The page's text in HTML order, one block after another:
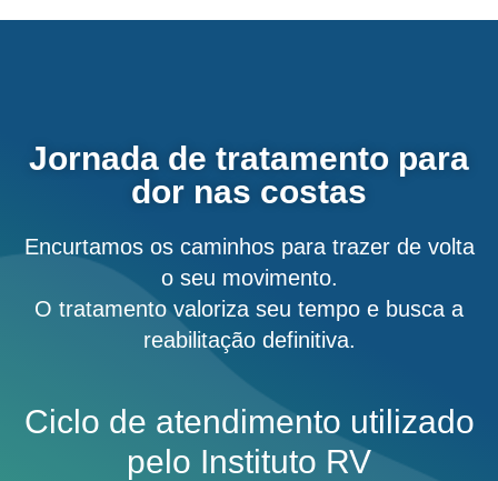
Jornada de tratamento para
dor nas costas
Encurtamos os caminhos para trazer de volta
o seu movimento.
O tratamento valoriza seu tempo e busca a
reabilitação definitiva.
Ciclo de atendimento utilizado
pelo Instituto RV